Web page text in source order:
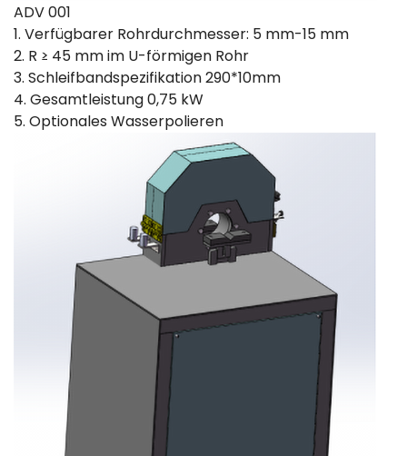
ADV 001
1. Verfügbarer Rohrdurchmesser: 5 mm-15 mm
2. R ≥ 45 mm im U-förmigen Rohr
3. Schleifbandspezifikation 290*10mm
4. Gesamtleistung 0,75 kW
5. Optionales Wasserpolieren